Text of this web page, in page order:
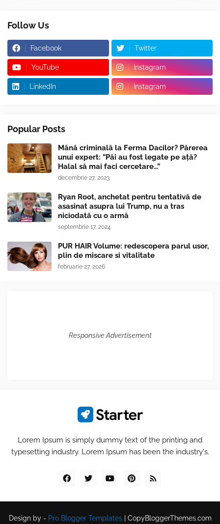
Follow Us
Facebook Twitter
YouTube Instagram
LinkedIn Instagram
Popular Posts
Mână criminală la Ferma Dacilor? Părerea
unui expert: ”Păi au fost legate pe ață?
Halal să mai faci cercetare...”
decembrie 27, 2023
Ryan Root, anchetat pentru tentativă de
asasinat asupra lui Trump, nu a tras
niciodată cu o armă
septembrie 17, 2024
PUR HAIR Volume: redescopera parul usor,
plin de miscare si vitalitate
februarie 27, 2026
Responsive Advertisement
Lorem Ipsum is simply dummy text of the printing and
typesetting industry. Lorem Ipsum has been the industry's.
Design by - Pro Blogger Templates| CopyBloggerThemes.com